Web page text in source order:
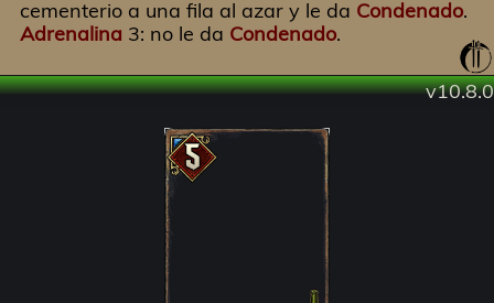
cementerio a una fila al azar y le da Condenado.
Adrenalina 3: no le da Condenado.
v10.8.0